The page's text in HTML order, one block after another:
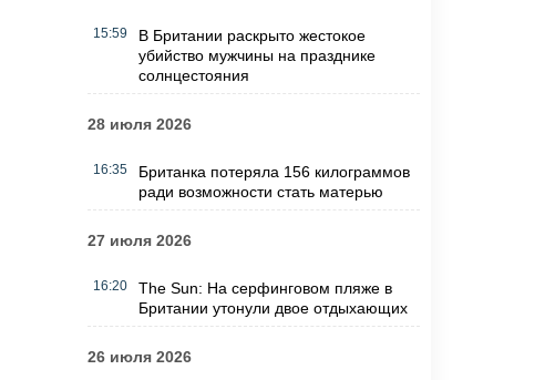
15:59
В Британии раскрыто жестокое
убийство мужчины на празднике
солнцестояния
28 июля 2026
16:35
Британка потеряла 156 килограммов
ради возможности стать матерью
27 июля 2026
16:20
The Sun: На серфинговом пляже в
Британии утонули двое отдыхающих
26 июля 2026